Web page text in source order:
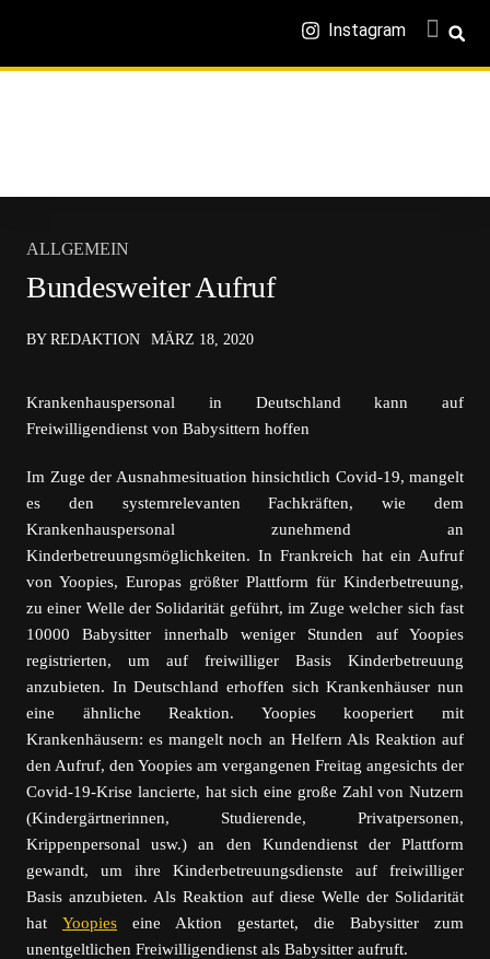
Instagram
ALLGEMEIN
Bundesweiter Aufruf
BY REDAKTION MÄRZ 18, 2020
Krankenhauspersonal in Deutschland kann auf
Freiwilligendienst von Babysittern hoffen
Im Zuge der Ausnahmesituation hinsichtlich Covid-19, mangelt
es den systemrelevanten Fachkräften, wie dem
Krankenhauspersonal zunehmend an
Kinderbetreuungsmöglichkeiten. In Frankreich hat ein Aufruf
von Yoopies, Europas größter Plattform für Kinderbetreuung,
zu einer Welle der Solidarität geführt, im Zuge welcher sich fast
10000 Babysitter innerhalb weniger Stunden auf Yoopies
registrierten, um auf freiwilliger Basis Kinderbetreuung
anzubieten. In Deutschland erhoffen sich Krankenhäuser nun
eine ähnliche Reaktion. Yoopies kooperiert mit
Krankenhäusern: es mangelt noch an Helfern Als Reaktion auf
den Aufruf, den Yoopies am vergangenen Freitag angesichts der
Covid-19-Krise lancierte, hat sich eine große Zahl von Nutzern
(Kindergärtnerinnen, Studierende, Privatpersonen,
Krippenpersonal usw.) an den Kundendienst der Plattform
gewandt, um ihre Kinderbetreuungsdienste auf freiwilliger
Basis anzubieten. Als Reaktion auf diese Welle der Solidarität
hat Yoopies eine Aktion gestartet, die Babysitter zum
unentgeltlichen Freiwilligendienst als Babysitter aufruft.